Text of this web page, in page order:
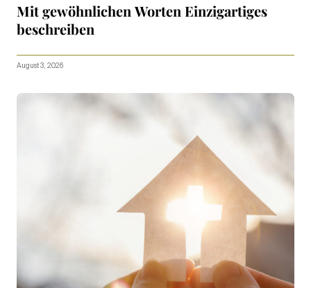
Mit gewöhnlichen Worten Einzigartiges
beschreiben
August 3, 2026